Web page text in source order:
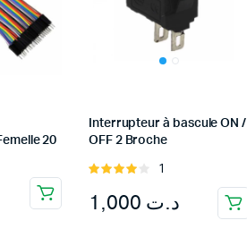
20
Interrupteur à bascule ON /
OFF 2 Broche
Rated
of 5
1
د.ت